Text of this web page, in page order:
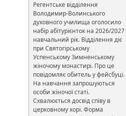
Регентське відділення
Володимир-Волинського
духовного училища оголосило
набір абітурієнток на 2026/2027
навчальний рік. Відділення діє
при Святогірському
Успенському Зимненському
жіночому монастирі. Про це
повідомляє обитель у фейсбуці.
На навчання запрошуються
особи жіночої статі.
Схвалюється досвід співу в
церковному хорі. Форма